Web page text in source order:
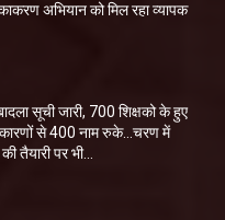
अभियान को मिल रहा व्यापक
सूची जारी, 700 शिक्षको के हुए
कारणों से 400 नाम रुके…चरण में
तैयारी पर भी...